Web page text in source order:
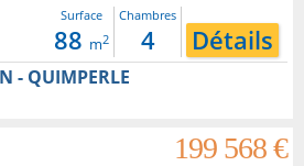
Surface
88 m2
Chambres
4 Détails
- QUIMPERLE
199 568 €